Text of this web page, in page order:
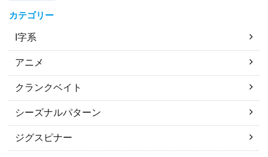
カテゴリー
I字系
アニメ
クランクベイト
シーズナルパターン
ジグスピナー